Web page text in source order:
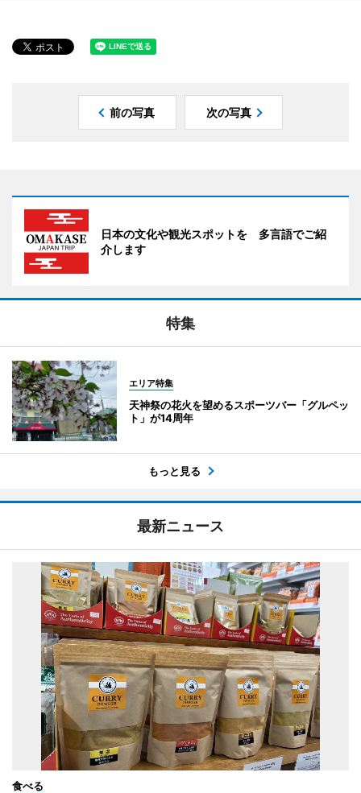
前の写真 次の写真
日本の文化や観光スポットを 多言語でご紹
介します
特集
エリア特集
天神祭の花火を望めるスポーツバー「グルペッ
ト」が14周年
もっと見る
最新ニュース
食べる